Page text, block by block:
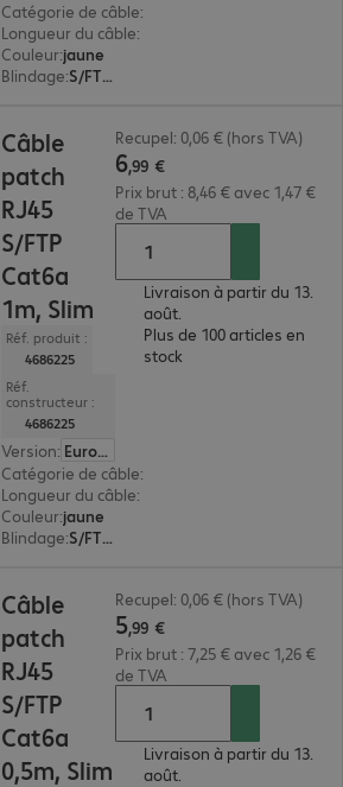
Catégorie de câble:
Longueur du câble:
Couleur:jaune
Blindage: S/FTP (PIMF)
Câble
patch
RJ45
S/FTP
Cat6a
1m, Slim
Réf. produit :
4686225
Réf.
constructeur :
4686225
Version:
Europe
Catégorie de câble:
Longueur du câble:
Couleur:jaune
Blindage: S/FTP (PIMF)
Recupel: 0,06 € (hors TVA)
6,99 €
Prix brut : 8,46 € avec 1,47 €
de TVA
Livraison à partir du 13.
août.
Plus de 100 articles en
stock
Câble
patch
RJ45
S/FTP
Cat6a
0,5m, Slim
Recupel: 0,06 € (hors TVA)
5,99 €
Prix brut : 7,25 € avec 1,26 €
de TVA
Livraison à partir du 13.
août.